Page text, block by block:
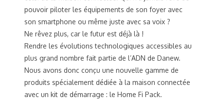
pouvoir piloter les équipements de son foyer avec
son smartphone ou même juste avec sa voix ?
Ne rêvez plus, car le futur est déjà là !
Rendre les évolutions technologiques accessibles au
plus grand nombre fait partie de l’ADN de Danew.
Nous avons donc conçu une nouvelle gamme de
produits spécialement dédiée à la maison connectée
avec un kit de démarrage : le Home Fi Pack.